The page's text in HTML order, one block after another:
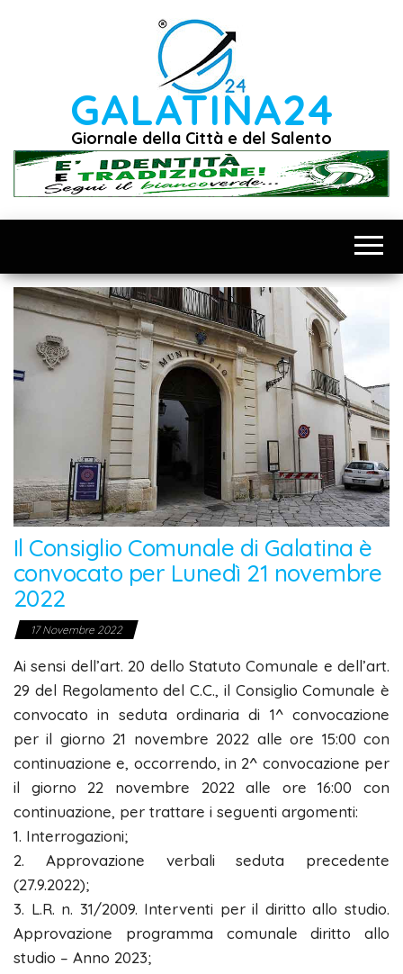
GALATINA24
Giornale della Città e del Salento
Il Consiglio Comunale di Galatina è
convocato per Lunedì 21 novembre
2022
17 Novembre 2022
Ai sensi dell’art. 20 dello Statuto Comunale e dell’art.
29 del Regolamento del C.C., il Consiglio Comunale è
convocato in seduta ordinaria di 1^ convocazione
per il giorno 21 novembre 2022 alle ore 15:00 con
continuazione e, occorrendo, in 2^ convocazione per
il giorno 22 novembre 2022 alle ore 16:00 con
continuazione, per trattare i seguenti argomenti:
1. Interrogazioni;
2. Approvazione verbali seduta precedente
(27.9.2022);
3. L.R. n. 31/2009. Interventi per il diritto allo studio.
Approvazione programma comunale diritto allo
studio – Anno 2023;